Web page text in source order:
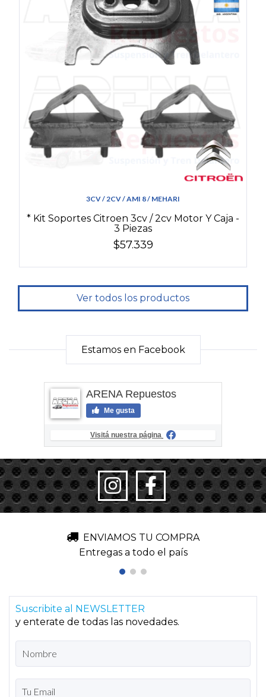
3CV / 2CV / AMI 8 / MEHARI
* Kit Soportes Citroen 3cv / 2cv Motor Y Caja -
3 Piezas
$57.339
Ver todos los productos
Estamos en Facebook
ARENA Repuestos
Me gusta
Visitá nuestra página
ENVIAMOS TU COMPRA
Entregas a todo el país
Suscribite al NEWSLETTER
y enterate de todas las novedades.